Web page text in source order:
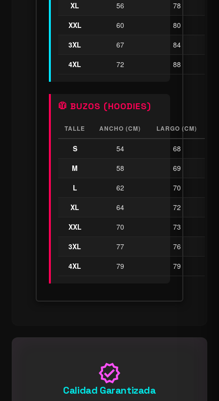
XL
56
78
XXL
60
80
3XL
67
84
4XL
72 88
🧥 BUZOS (HOODIES)
TALLE ANCHO (CM) LARGO (CM)
S 54
68
M
58
69
L
62
70
XL
64
72
XXL
70
73
3XL
77
76
4XL
79 79
verified
Calidad Garantizada